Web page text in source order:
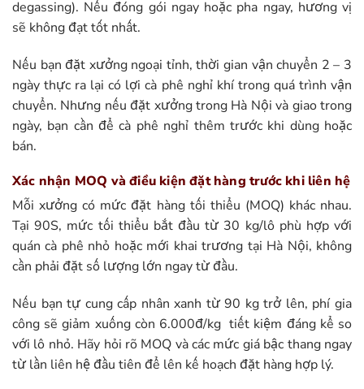
degassing). Nếu đóng gói ngay hoặc pha ngay, hương vị
sẽ không đạt tốt nhất.
Nếu bạn đặt xưởng ngoại tỉnh, thời gian vận chuyển 2 – 3
ngày thực ra lại có lợi cà phê nghỉ khí trong quá trình vận
chuyển. Nhưng nếu đặt xưởng trong Hà Nội và giao trong
ngày, bạn cần để cà phê nghỉ thêm trước khi dùng hoặc
bán.
Xác nhận MOQ và điều kiện đặt hàng trước khi liên hệ
Mỗi xưởng có mức đặt hàng tối thiểu (MOQ) khác nhau.
Tại 90S, mức tối thiểu bắt đầu từ 30 kg/lô phù hợp với
quán cà phê nhỏ hoặc mới khai trương tại Hà Nội, không
cần phải đặt số lượng lớn ngay từ đầu.
Nếu bạn tự cung cấp nhân xanh từ 90 kg trở lên, phí gia
công sẽ giảm xuống còn 6.000đ/kg tiết kiệm đáng kể so
với lô nhỏ. Hãy hỏi rõ MOQ và các mức giá bậc thang ngay
từ lần liên hệ đầu tiên để lên kế hoạch đặt hàng hợp lý.